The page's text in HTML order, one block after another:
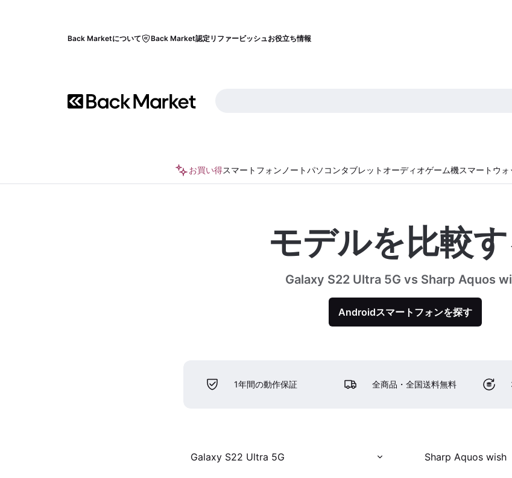
Back Marketについて Back Market認定リファービッシュお役立ち情報
お買い得スマートフォン ノートパソコンタブレット オーディオゲーム機スマートウォ
モデルを比較
Galaxy S22 Ultra 5G vs Sharp Aquos
Androidスマートフォンを探す
1年間の動作保証 全商品・全国送料無料
Galaxy S22 Ultra 5G Sharp Aquos wish